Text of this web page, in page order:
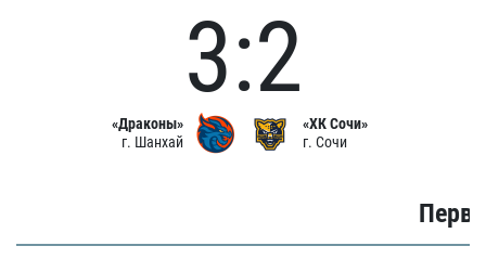
«Драконы»
г. Шанхай
3:2
«ХК Сочи»
г. Сочи